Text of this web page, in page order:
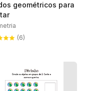
geométricos para
(6)